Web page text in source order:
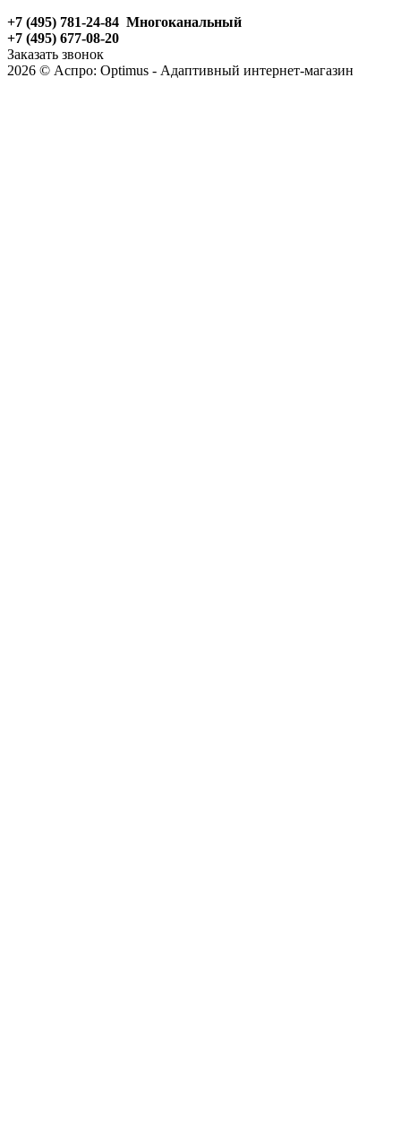
+7 (495) 781-24-84 Многоканальный
+7 (495) 677-08-20
Заказать звонок
2026 © Аспро: Optimus - Адаптивный интернет-магазин